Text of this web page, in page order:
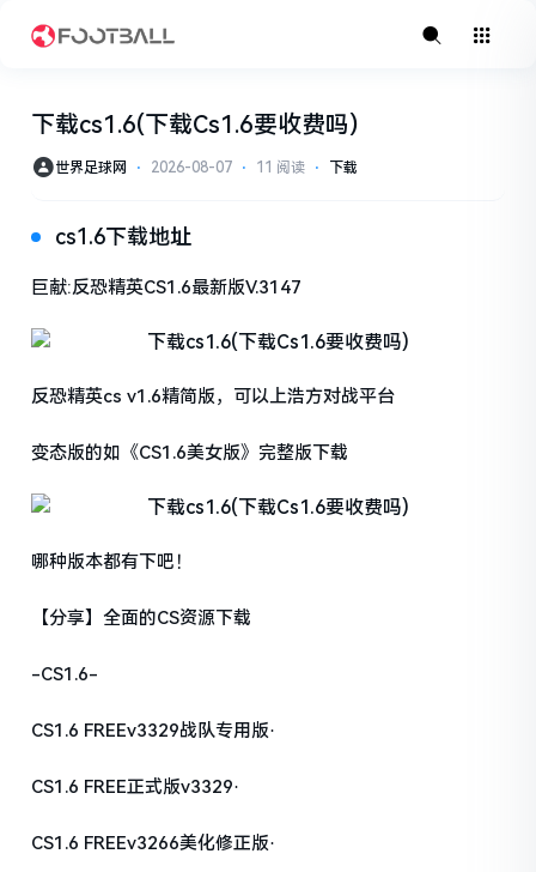
下载cs1.6(下载Cs1.6要收费吗)
世界足球网 ⋅ 2026-08-07 ⋅ 11 阅读 ⋅ 下载
cs1.6下载地址
巨献:反恐精英CS1.6最新版V.3147
反恐精英cs v1.6精简版，可以上浩方对战平台
变态版的如《CS1.6美女版》完整版下载
哪种版本都有下吧！
【分享】全面的CS资源下载
-CS1.6-
CS1.6 FREEv3329战队专用版·
CS1.6 FREE正式版v3329·
CS1.6 FREEv3266美化修正版·